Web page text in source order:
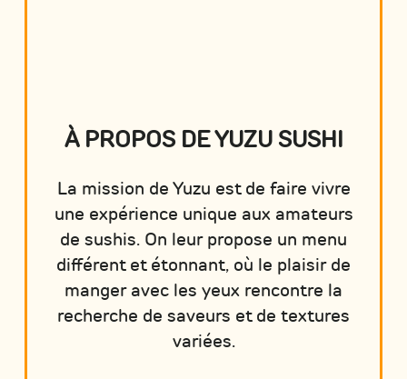
À PROPOS DE YUZU SUSHI
La mission de Yuzu est de faire vivre
une expérience unique aux amateurs
de sushis. On leur propose un menu
différent et étonnant, où le plaisir de
manger avec les yeux rencontre la
recherche de saveurs et de textures
variées.